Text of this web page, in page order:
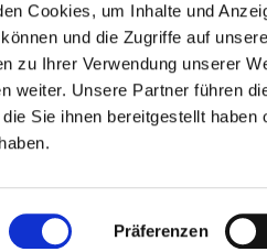
Cookies, um Inhalte und
und die Zugriffe auf
zu Ihrer Verwendung unserer
weiter. Unsere Partner führen
Sie ihnen bereitgestellt
Präferenzen
Köln-Deutz/Poll
Köln
Köln